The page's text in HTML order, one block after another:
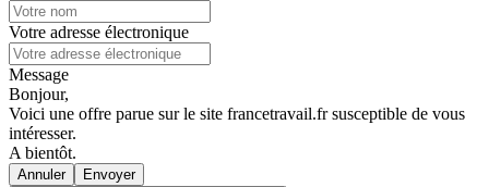
Votre adresse électronique
Message
Bonjour,
Voici une offre parue sur le site francetravail.fr susceptible de vous
intéresser.
A bientôt.
Annuler